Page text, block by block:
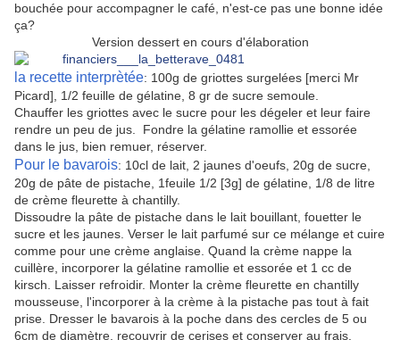
bouchée pour accompagner le café, n'est-ce pas une bonne idée
ça?
Version dessert en cours d'élaboration
la recette interprètée: 100g de griottes surgelées [merci Mr
Picard], 1/2 feuille de gélatine, 8 gr de sucre semoule.
Chauffer les griottes avec le sucre pour les dégeler et leur faire
rendre un peu de jus. Fondre la gélatine ramollie et essorée
dans le jus, bien remuer, réserver.
Pour le bavarois: 10cl de lait, 2 jaunes d'oeufs, 20g de sucre,
20g de pâte de pistache, 1feuile 1/2 [3g] de gélatine, 1/8 de litre
de crème fleurette à chantilly.
Dissoudre la pâte de pistache dans le lait bouillant, fouetter le
sucre et les jaunes. Verser le lait parfumé sur ce mélange et cuire
comme pour une crème anglaise. Quand la crème nappe la
cuillère, incorporer la gélatine ramollie et essorée et 1 cc de
kirsch. Laisser refroidir. Monter la crème fleurette en chantilly
mousseuse, l'incorporer à la crème à la pistache pas tout à fait
prise. Dresser le bavarois à la poche dans des cercles de 5 ou
6cm de diamètre, recouvrir de cerises et conserver au frais.